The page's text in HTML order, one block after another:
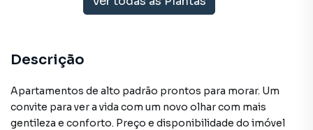
Descrição
Apartamentos de alto padrão prontos para morar. Um
convite para ver a vida com um novo olhar com mais
gentileza e conforto. Preço e disponibilidade do imóvel